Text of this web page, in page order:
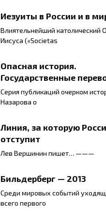
Иезуиты в России и в
Влиятельнейший католический
Иисуса («Societas
Опасная история.
Государственные
Серия публикаций очерком
Назарова о
Линия, за которую
отступит
Лев Вершинин пишет… ———
Бильдерберг — 2013
Среди мировых событий
всего первого